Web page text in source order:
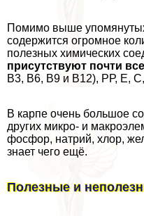
Помимо выше
содержится огромное
полезных химических
присутствуют почти
В3, В6, В9 и В12), РР, Е,
В карпе очень большое
других микро- и
фосфор, натрий, хлор,
знает чего ещё.
Полезные и